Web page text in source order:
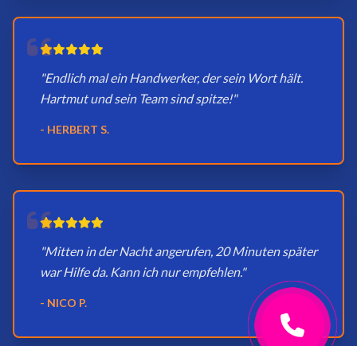
"Endlich mal ein Handwerker, der sein Wort hält.
Hartmut und sein Team sind spitze!"
- HERBERT S.
"Mitten in der Nacht angerufen, 20 Minuten später
war Hilfe da. Kann ich nur empfehlen."
- NICO P.